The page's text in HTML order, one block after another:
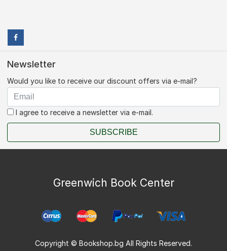
Newsletter
Would you like to receive our discount offers via e-mail?
I agree to receive a newsletter via e-mail.
SUBSCRIBE
Greenwich Book Center
Copyright © Bookshop.bg All Rights Reserved.